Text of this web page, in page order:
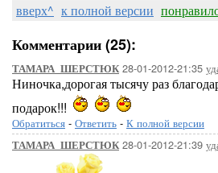
вверх^ к полной версии
Комментарии (25):
ТАМАРА_ШЕРСТЮК28-01-2012-21:35
Ниночка,дорогая тысячу раз
подарок!!!
Обратиться - Ответить - К полной версии
ТАМАРА_ШЕРСТЮК28-01-2012-21:39